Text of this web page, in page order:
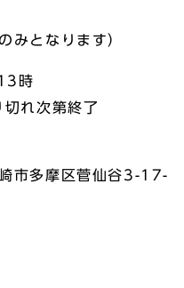
みとなります）
時
れ次第終了
市多摩区菅仙谷3-17-